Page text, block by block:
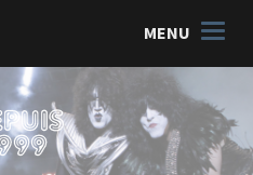
MENU